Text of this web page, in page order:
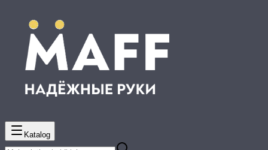
Katalog